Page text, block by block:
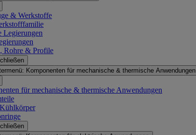
& Werkstoffe
Legierungen
Rohre & Profile
Komponenten für mechanische & thermische Anwendungen
für mechanische & thermische Anwendungen